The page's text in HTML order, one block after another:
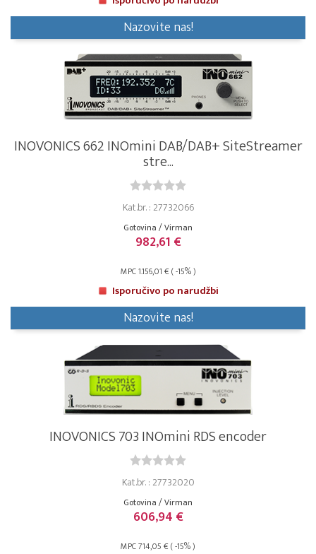
Nazovite nas!
INOVONICS 662 INOmini DAB/DAB+ SiteStreamer
stre...
Kat.br. : 27732066
Gotovina / Virman
982,61 €
MPC 1.156,01 € ( -15% )
Isporučivo po narudžbi
Nazovite nas!
INOVONICS 703 INOmini RDS encoder
Kat.br. : 27732020
Gotovina / Virman
606,94 €
MPC 714,05 € ( -15% )